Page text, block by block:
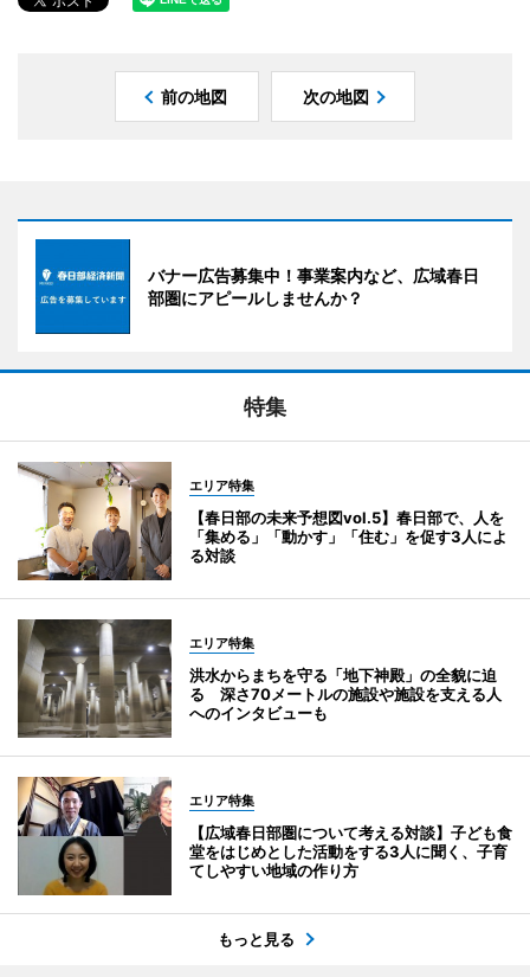
前の地図 次の地図
バナー広告募集中！事業案内など、広域春日
部圏にアピールしませんか？
特集
エリア特集
【春日部の未来予想図vol.5】春日部で、人を
「集める」「動かす」「住む」を促す3人によ
る対談
エリア特集
洪水からまちを守る「地下神殿」の全貌に迫
る 深さ70メートルの施設や施設を支える人
へのインタビューも
エリア特集
【広域春日部圏について考える対談】子ども食
堂をはじめとした活動をする3人に聞く、子育
てしやすい地域の作り方
もっと見る